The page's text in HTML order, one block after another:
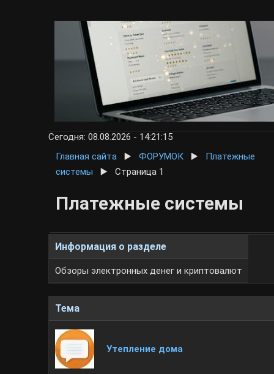
Сегодня: 08.08.2026 - 14:21:15
Главная сайта
▶️ФОРУМОК ▶️ Платежные
системы
▶️Страница 1
Платежные системы
Информация о разделе
Обзоры электронных денег и криптовалют
Тема
Утепление дома